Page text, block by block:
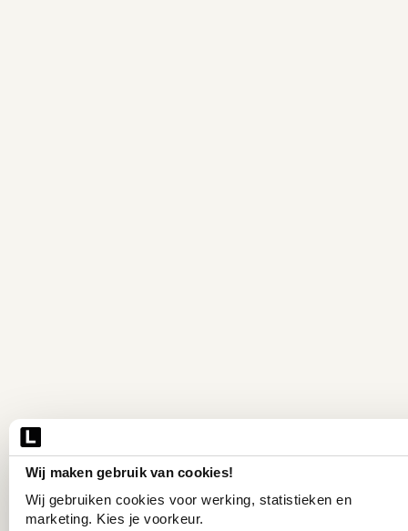
Wij maken gebruik van cookies!
Wij gebruiken cookies voor werking, statistieken en
marketing. Kies je voorkeur.